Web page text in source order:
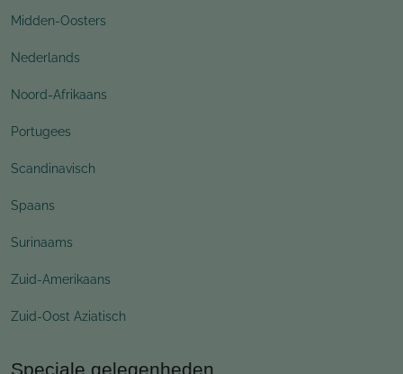
Midden-Oosters
Nederlands
Noord-Afrikaans
Portugees
Scandinavisch
Spaans
Surinaams
Zuid-Amerikaans
Zuid-Oost Aziatisch
Speciale gelegenheden